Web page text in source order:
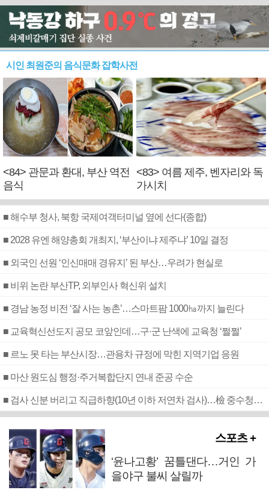
시인 최원준의 음식문화 잡학사전
<84> 관문과 환대, 부산 역전
음식
<83> 여름 제주, 벤자리와 독
가시치
■ 해수부 청사, 북항 국제여객터미널 옆에 선다(종합)
■ 2028 유엔 해양총회 개최지, ‘부산이냐 제주냐’ 10일 결정
■ 외국인 선원 ‘인신매매 경유지’ 된 부산…우려가 현실로
■ 비위 논란 부산TP, 외부인사 혁신위 설치
■ 경남 농정 비전 ‘잘 사는 농촌’…스마트팜 1000㏊까지 늘린다
■ 교육혁신선도지 공모 코앞인데…구·군 난색에 교육청 ‘쩔쩔’
■ 르노 못 타는 부산시장…관용차 규정에 막힌 지역기업 응원
■ 마산 원도심 행정·주거복합단지 연내 준공 수순
■ 검사 신분 버리고 직급하향(10년 이하 저연차 검사)…檢 중수청행 기피
스포츠 +
‘윤나고황’ 꿈틀댄다…거인 가
을야구 불씨 살릴까